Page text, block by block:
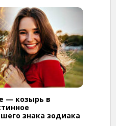
— козырь в
знака зодиака